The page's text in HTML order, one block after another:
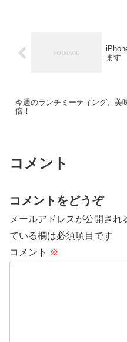
ます
今週のランチミーティング、美
倍！
コメント
コメントをどうぞ
メールアドレスが公開され
ている欄は必須項目です
コメント ※